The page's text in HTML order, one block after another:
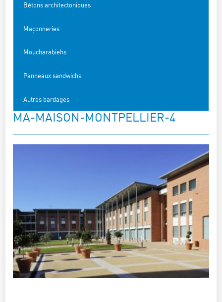
Bétons architectoniques
Maçonneries
Moucharabiehs
Panneaux sandwichs
Autres bardages
MA-MAISON-MONTPELLIER-4